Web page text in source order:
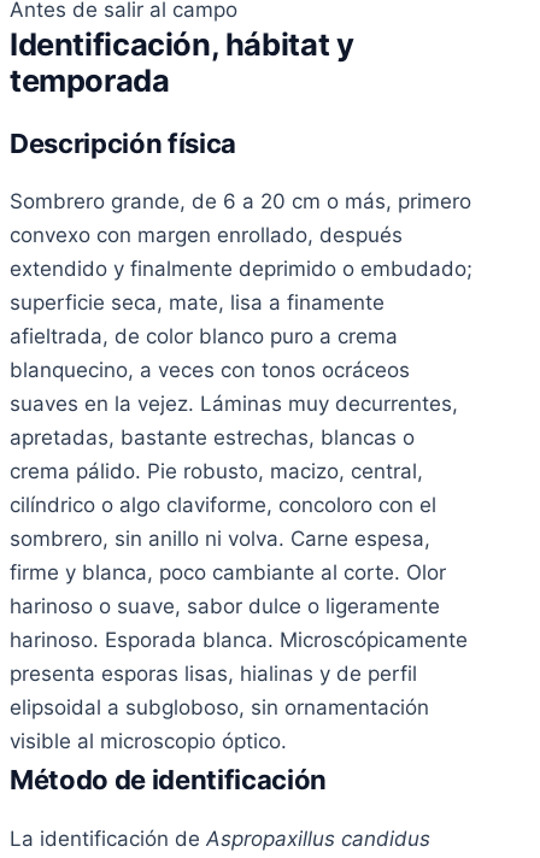
Antes de salir al campo
Identificación, hábitat y
temporada
Descripción física
Sombrero grande, de 6 a 20 cm o más, primero
convexo con margen enrollado, después
extendido y finalmente deprimido o embudado;
superficie seca, mate, lisa a finamente
afieltrada, de color blanco puro a crema
blanquecino, a veces con tonos ocráceos
suaves en la vejez. Láminas muy decurrentes,
apretadas, bastante estrechas, blancas o
crema pálido. Pie robusto, macizo, central,
cilíndrico o algo claviforme, concoloro con el
sombrero, sin anillo ni volva. Carne espesa,
firme y blanca, poco cambiante al corte. Olor
harinoso o suave, sabor dulce o ligeramente
harinoso. Esporada blanca. Microscópicamente
presenta esporas lisas, hialinas y de perfil
elipsoidal a subgloboso, sin ornamentación
visible al microscopio óptico.
Método de identificación
La identificación de Aspropaxillus candidus